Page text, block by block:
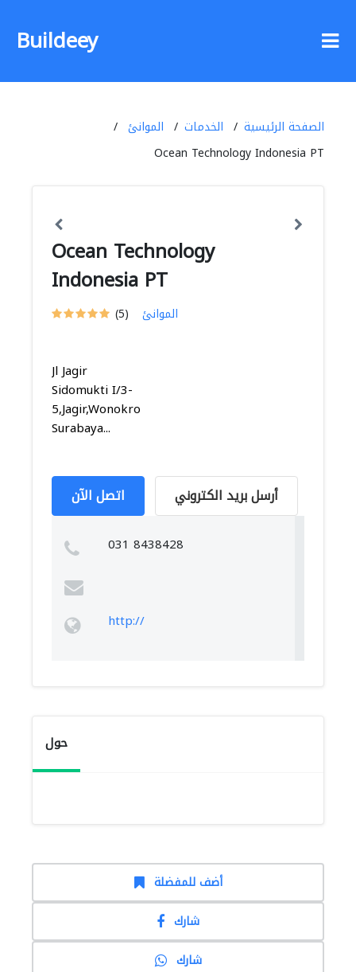
Buildeey
الصفحة الرئيسية الخدمات
الموانئ
Ocean Technology Indonesia PT
Ocean Technology
Indonesia PT
(5) الموانئ
Jl Jagir
Sidomukti I/3-
5,Jagir,Wonokromo,
Surabaya...
اتصل الآن أرسل بريد الكتروني
031 8438428
http://
حول
أضف للمفضلة
شارك
شارك